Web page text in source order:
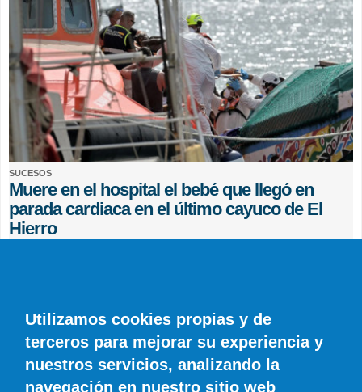
SUCESOS
Muere en el hospital el bebé que llegó en
parada cardiaca en el último cayuco de El
Hierro
Utilizamos cookies propias y de
terceros para mejorar su experiencia y
nuestros servicios, analizando la
navegación en nuestro sitio web